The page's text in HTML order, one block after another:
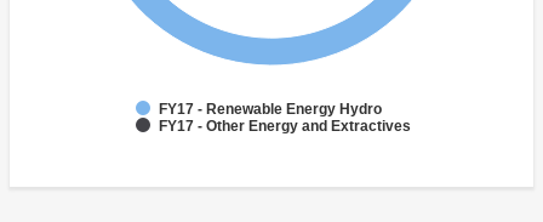
FY17 - Renewable Energy Hydro
FY17 - Other Energy and Extractives